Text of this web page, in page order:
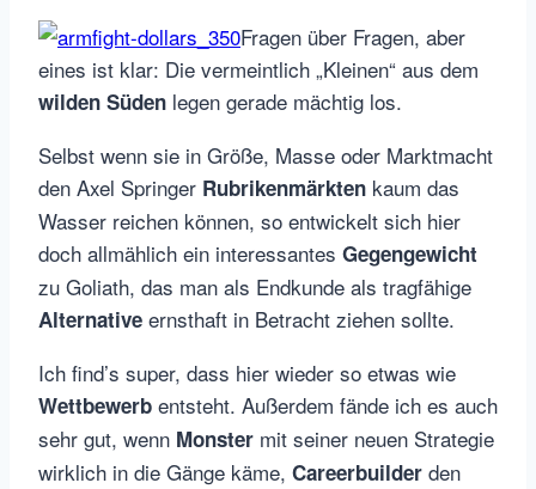
Fragen über Fragen, aber
eines ist klar: Die vermeintlich „Kleinen“ aus dem
wilden Süden legen gerade mächtig los.
Selbst wenn sie in Größe, Masse oder Marktmacht
den Axel Springer Rubrikenmärkten kaum das
Wasser reichen können, so entwickelt sich hier
doch allmählich ein interessantes Gegengewicht
zu Goliath, das man als Endkunde als tragfähige
Alternative ernsthaft in Betracht ziehen sollte.
Ich find’s super, dass hier wieder so etwas wie
Wettbewerb entsteht. Außerdem fände ich es auch
sehr gut, wenn Monster mit seiner neuen Strategie
wirklich in die Gänge käme, Careerbuilder den